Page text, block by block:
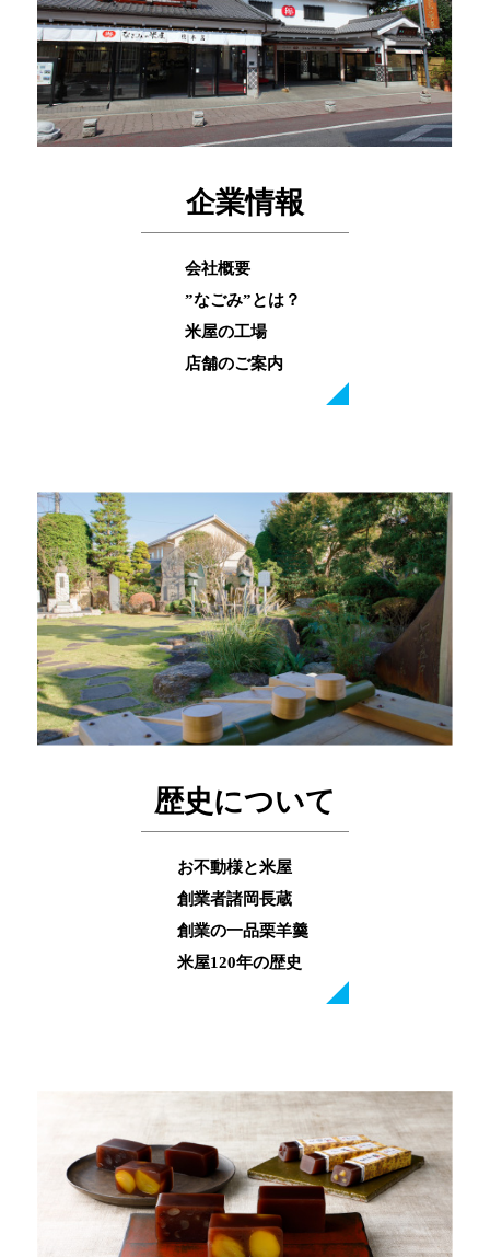
企業情報
会社概要
”なごみ”とは？
米屋の工場
店舗のご案内
歴史について
お不動様と米屋
創業者諸岡長蔵
創業の一品栗羊羹
米屋120年の歴史